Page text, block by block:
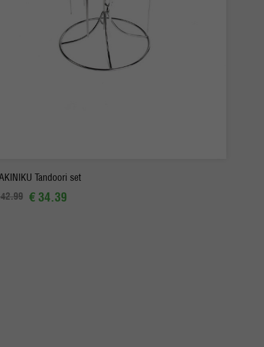
Tandoori set
€ 34.39